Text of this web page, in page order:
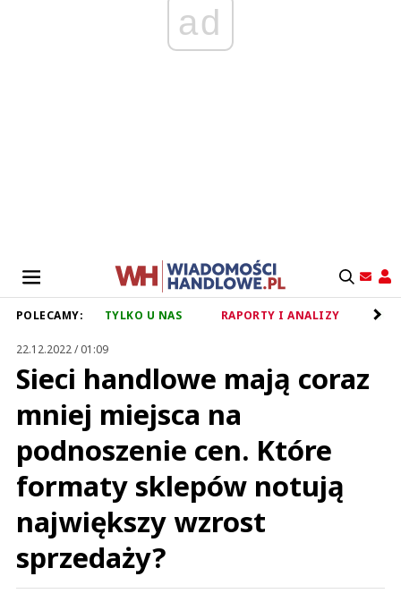
ad
POLECAMY: TYLKO U NAS RAPORTY I ANALIZY
22.12.2022 / 01:09
Sieci handlowe mają coraz
mniej miejsca na
podnoszenie cen. Które
formaty sklepów notują
największy wzrost
sprzedaży?